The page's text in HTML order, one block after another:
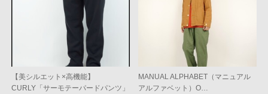
【美シルエット×高機能】
CURLY「サーモテーパードパンツ」
MANUAL ALPHABET（マニュアル
アルファベット）O…